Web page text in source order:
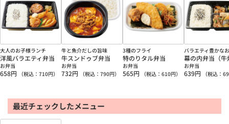
大人のお子様ランチ
洋風バラエティ弁当
お弁当
658円 （税込： 710円）
牛と魚介だしの旨味
牛スンドゥブ弁当
お弁当
732円 （税込： 790円）
3種のフライ
特のりタル弁当
お弁当
565円 （税込： 610円）
バラエティ豊かな
幕の内弁当（牛
お弁当
639円 （税込：
最近チェックしたメニュー